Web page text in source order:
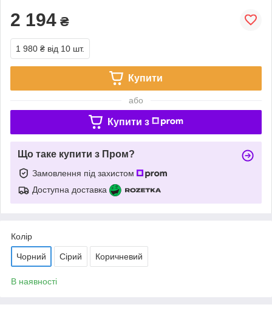
2 194 ₴
1 980 ₴ від 10 шт.
Купити
або
Купити з
Що таке купити з Пром?
Замовлення під захистом
Доступна доставка
Колір
Чорний Сірий Коричневий
В наявності